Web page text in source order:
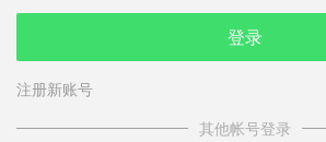
安全提问(未设置请忽略)
登录
注册新账号
其他帐号登录